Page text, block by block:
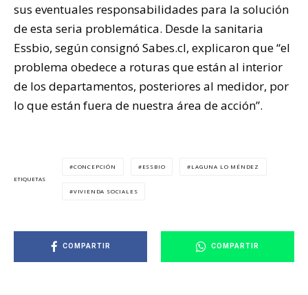
sus eventuales responsabilidades para la solución
de esta seria problemática. Desde la sanitaria
Essbio, según consignó Sabes.cl, explicaron que “el
problema obedece a roturas que están al interior
de los departamentos, posteriores al medidor, por
lo que están fuera de nuestra área de acción”.
ETIQUETAS
CONCEPCIÓN ESSBIO LAGUNA LO MÉNDEZ
VIVIENDA SOCIALES
COMPARTIR COMPARTIR